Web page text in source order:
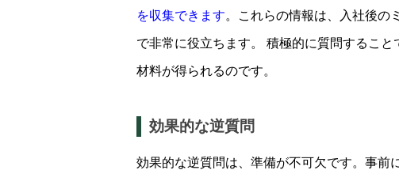
を収集できます。これらの情報は、入社後の
で非常に役立ちます。 積極的に質問するこ
材料が得られるのです。
効果的な逆質問
効果的な逆質問は、準備が不可欠です。事前